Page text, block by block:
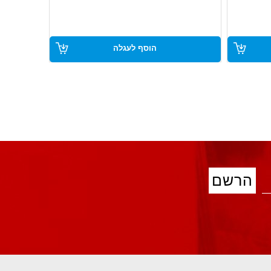
מתאים לשימוש במערכות מגעים, דלתות,
הוסף לעגלה